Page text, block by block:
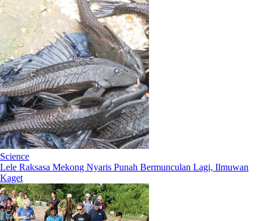
Science
Lele Raksasa Mekong Nyaris Punah Bermunculan Lagi, Ilmuwan
Kaget